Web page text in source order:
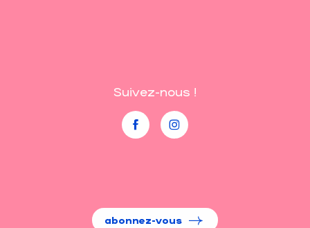
Suivez-nous !
abonnez-vous